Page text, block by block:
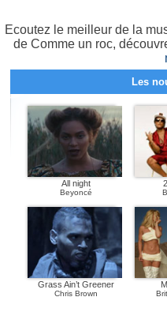
Ecoutez le meilleur de la
de Comme un roc,
Les
All night
Beyoncé
Grass Ain’t Greener
Chris Brown